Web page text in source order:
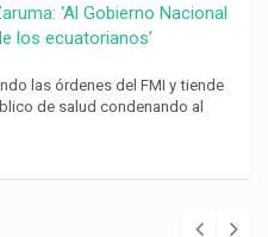
‘Al Gobierno Nacional
los ecuatorianos’
las órdenes del FMI y tiende
de salud condenando al